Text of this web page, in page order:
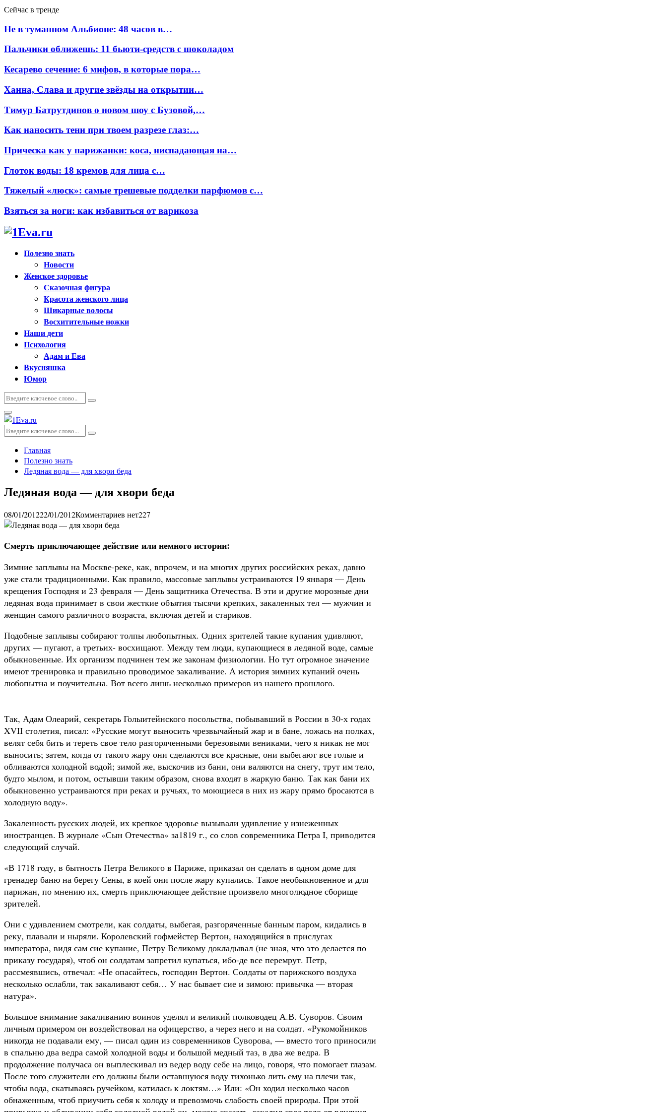
Сейчас в тренде
Не в туманном Альбионе: 48 часов в…
Пальчики оближешь: 11 бьюти-средств с шоколадом
Кесарево сечение: 6 мифов, в которые пора…
Ханна, Слава и другие звёзды на открытии…
Тимур Батрутдинов о новом шоу с Бузовой,…
Как наносить тени при твоем разрезе глаз:…
Прическа как у парижанки: коса, ниспадающая на…
Глоток воды: 18 кремов для лица с…
Тяжелый «люск»: самые трешевые подделки парфюмов с…
Взяться за ноги: как избавиться от варикоза
Полезно знать
Новости
Женское здоровье
Сказочная фигура
Красота женского лица
Шикарные волосы
Восхитительные ножки
Наши дети
Психология
Адам и Ева
Вкусняшка
Юмор
Искать:
Поиск
Основное
меню
Искать:
Поиск
Главная
Полезно знать
Ледяная вода — для хвори беда
Ледяная вода — для хвори беда
08/01/201222/01/2012Комментариев нет227
Смерть приключающее действие или немного истории:
Зимние заплывы на Москве-реке, как, впрочем, и на мно­гих других российских реках, давно
уже стали традицион­ными. Как правило, массовые заплывы устраиваются 19 января — День
крещения Господня и 23 февраля — День за­щитника Отечества. В эти и другие морозные дни
ледяная вода принимает в свои жесткие объятия тысячи крепких, за­каленных тел — мужчин и
женщин самого различного возра­ста, включая детей и стариков.
Подобные заплывы собирают толпы любопытных. Одних зрителей такие купания удивляют,
других — пугают, а третьих- восхищают. Между тем люди, купающиеся в ледяной воде, самые
обыкновенные. Их организм подчинен тем же зако­нам физиологии. Но тут огромное значение
имеют трениров­ка и правильно проводимое закаливание. А история зимних купаний очень
любопытна и поучительна. Вот всего лишь не­сколько примеров из нашего прошлого.
Так, Адам Олеарий, секретарь Голыитейнского посоль­ства, побывавший в России в 30-х годах
XVII столетия, пи­сал: «Русские могут выносить чрезвычайный жар и в бане, ложась на полках,
велят себя бить и тереть свое тело разгоря­ченными березовыми вениками, чего я никак не мог
выно­сить; затем, когда от такого жару они сделаются все крас­ные, они выбегают все голые и
обливаются холодной водой; зимой же, выскочив из бани, они валяются на снегу, трут им тело,
будто мылом, и потом, остывши таким образом, снова входят в жаркую баню. Так как бани их
обыкновенно устра­иваются при реках и ручьях, то моющиеся в них из жару пря­мо бросаются в
холодную воду».
Закаленность русских людей, их крепкое здоровье вызы­вали удивление у изнеженных
иностранцев. В журнале «Сын Отечества» за1819 г., со слов современника Петра I, приво­дится
следующий случай.
«В 1718 году, в бытность Петра Великого в Париже, при­казал он сделать в одном доме для
гренадер баню на берегу Сены, в коей они после жару купались. Такое необыкновен­ное и для
парижан, по мнению их, смерть приключающее действие произвело многолюдное сборище
зрителей.
Они с удивлением смотрели, как солдаты, выбегая, раз­горяченные банным паром, кидались в
реку, плавали и ны­ряли. Королевский гофмейстер Вертон, находящийся в при­слугах
императора, видя сам сие купание, Петру Великому докладывал (не зная, что это делается по
приказу государя), чтоб он солдатам запретил купаться, ибо-де все перемрут. Петр,
рассмеявшись, отвечал: «Не опасайтесь, господин Вер­тон. Солдаты от парижского воздуха
несколько ослабли, так закаливают себя… У нас бывает сие и зимою: привычка — вторая
натура».
Большое внимание закаливанию воинов уделял и вели­кий полководец А.В. Суворов. Своим
личным примером он воздействовал на офицерство, а через него и на солдат. «Ру­комойников
никогда не подавали ему, — писал один из со­временников Суворова, — вместо того приносили
в спальню два ведра самой холодной воды и большой медный таз, в два же ведра. В
продолжение получаса он выплескивал из ведер воду себе на лицо, говоря, что помогает глазам.
После того служители его должны были оставшуюся воду тихонько лить ему на плечи так,
чтобы вода, скатываясь ручейком, кати­лась к локтям…» Или: «Он ходил несколько часов
обнажен­ным, чтоб приучить себя к холоду и превозмочь слабость сво­ей природы. При этой